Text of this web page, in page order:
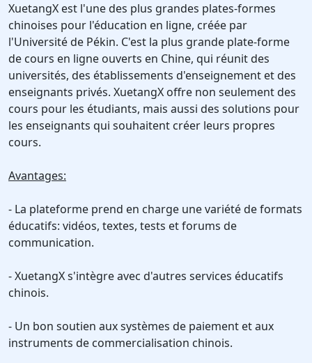
XuetangX est l'une des plus grandes plates-formes
chinoises pour l'éducation en ligne, créée par
l'Université de Pékin. C'est la plus grande plate-forme
de cours en ligne ouverts en Chine, qui réunit des
universités, des établissements d'enseignement et des
enseignants privés. XuetangX offre non seulement des
cours pour les étudiants, mais aussi des solutions pour
les enseignants qui souhaitent créer leurs propres
cours.
Avantages:
- La plateforme prend en charge une variété de formats
éducatifs: vidéos, textes, tests et forums de
communication.
- XuetangX s'intègre avec d'autres services éducatifs
chinois.
- Un bon soutien aux systèmes de paiement et aux
instruments de commercialisation chinois.